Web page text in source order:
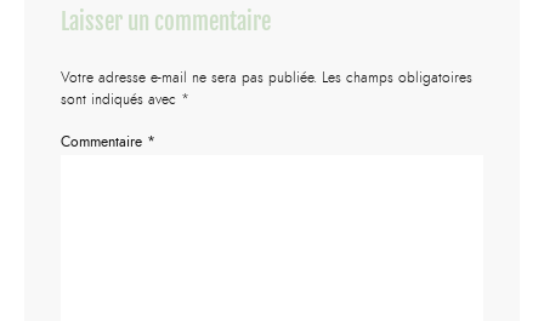
Laisser un commentaire
Votre adresse e-mail ne sera pas publiée. Les champs obligatoires
sont indiqués avec *
Commentaire *